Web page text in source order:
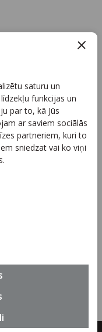
saturu un
funkcijas un
par to, kā Jūs
ar saviem sociālās
partneriem, kuri to
sniedzat vai ko viņi
Pieteikties